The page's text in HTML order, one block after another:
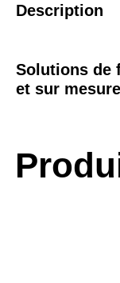
Description
Solutions de
et sur mesure